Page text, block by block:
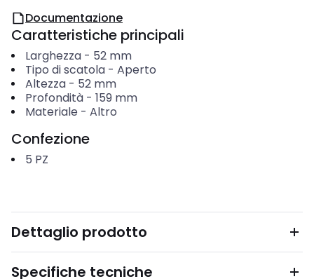
Documentazione
Caratteristiche principali
Larghezza- 52 mm
Tipo di scatola- Aperto
Altezza- 52 mm
Profondità- 159 mm
Materiale - Altro
Confezione
5 PZ
Dettaglio prodotto
Specifiche tecniche